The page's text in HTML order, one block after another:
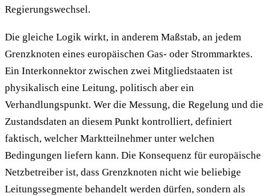
Regierungswechsel.
Die gleiche Logik wirkt, in anderem Maßstab, an jedem
Grenzknoten eines europäischen Gas- oder Strommarktes.
Ein Interkonnektor zwischen zwei Mitgliedstaaten ist
physikalisch eine Leitung, politisch aber ein
Verhandlungspunkt. Wer die Messung, die Regelung und die
Zustandsdaten an diesem Punkt kontrolliert, definiert
faktisch, welcher Marktteilnehmer unter welchen
Bedingungen liefern kann. Die Konsequenz für europäische
Netzbetreiber ist, dass Grenzknoten nicht wie beliebige
Leitungssegmente behandelt werden dürfen, sondern als